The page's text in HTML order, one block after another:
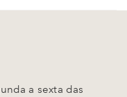
a sexta das